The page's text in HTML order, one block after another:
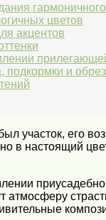
цветов
акцентов
и
участок, его
настоящий
атмосферу